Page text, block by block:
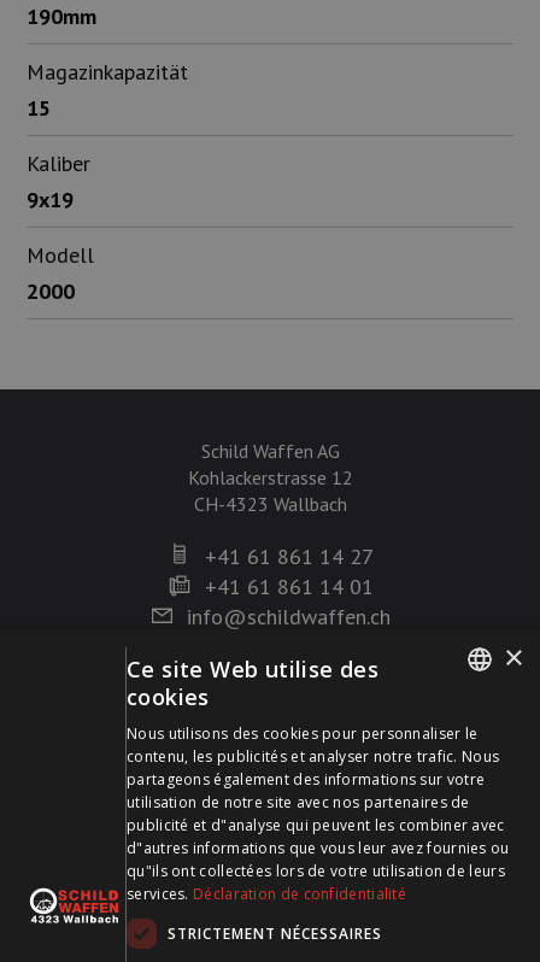
190mm
Magazinkapazität
15
Kaliber
9x19
Modell
2000
Schild Waffen AG
Kohlackerstrasse 12
CH-4323 Wallbach
+41 61 861 14 27
+41 61 861 14 01
info@schildwaffen.ch
Mode de paiement
Visitez-nous sur les médias sociaux et restez à jour !
FRENCH
×
Ce site Web utilise des
cookies
Nous utilisons des cookies pour personnaliser le
contenu, les publicités et analyser notre trafic. Nous
partageons également des informations sur votre
utilisation de notre site avec nos partenaires de
publicité et d"analyse qui peuvent les combiner avec
d"autres informations que vous leur avez fournies ou
qu"ils ont collectées lors de votre utilisation de leurs
services. Déclaration de confidentialité
STRICTEMENT NÉCESSAIRES